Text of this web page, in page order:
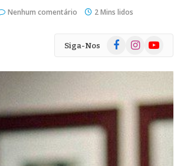
Nenhum comentário 2 Mins lidos
Siga-Nos FacebookInstagramYouTube